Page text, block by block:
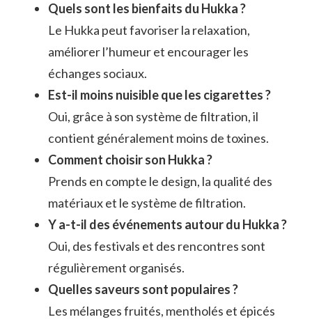
Quels sont les bienfaits du Hukka ?
Le Hukka peut favoriser la relaxation,
améliorer l’humeur et encourager les
échanges sociaux.
Est-il moins nuisible que les cigarettes ?
Oui, grâce à son système de filtration, il
contient généralement moins de toxines.
Comment choisir son Hukka ?
Prends en compte le design, la qualité des
matériaux et le système de filtration.
Y a-t-il des événements autour du Hukka ?
Oui, des festivals et des rencontres sont
régulièrement organisés.
Quelles saveurs sont populaires ?
Les mélanges fruités, mentholés et épicés